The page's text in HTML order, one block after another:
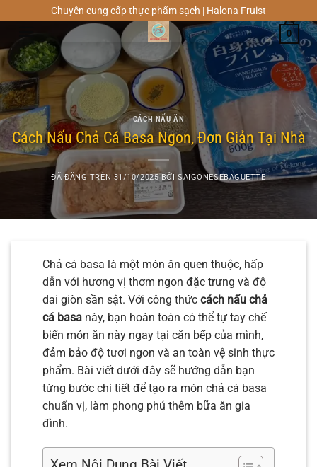
đến
dung
Chuyên cung cấp thực phẩm sạch | Halona Fruist
0
CÁCH NẤU ĂN
Cách Nấu Chả Cá Basa Ngon, Đơn Giản Tại Nhà
ĐÃ ĐĂNG TRÊN 31/10/2025 BỞISAIGONESEBAGUETTE
Chả cá basa là một món ăn quen thuộc, hấp
dẫn với hương vị thơm ngon đặc trưng và độ
dai giòn sần sật. Với công thức cách nấu chả
cá basa này, bạn hoàn toàn có thể tự tay chế
biến món ăn này ngay tại căn bếp của mình,
đảm bảo độ tươi ngon và an toàn vệ sinh thực
phẩm. Bài viết dưới đây sẽ hướng dẫn bạn
từng bước chi tiết để tạo ra món chả cá basa
chuẩn vị, làm phong phú thêm bữa ăn gia
đình.